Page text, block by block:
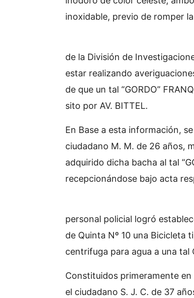
inoxidable, previo de romper
En fecha 24
de la División de
estar realizando
de que un tal “GORDO”
sito por AV. BITTEL.
En Base a esta información,
ciudadano M. M. de 26 años,
adquirido dicha bacha al tal
recepcionándose bajo acta
Continuando
personal policial logró
de Quinta Nº 10 una Bicicleta
centrifuga para agua a una tal
Constituidos primeramente
el ciudadano S. J. C. de 37